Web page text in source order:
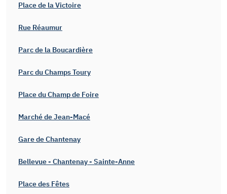
Place de la Victoire
Rue Réaumur
Parc de la Boucardière
Parc du Champs Toury
Place du Champ de Foire
Marché de Jean-Macé
Gare de Chantenay
Bellevue - Chantenay - Sainte-Anne
Place des Fêtes